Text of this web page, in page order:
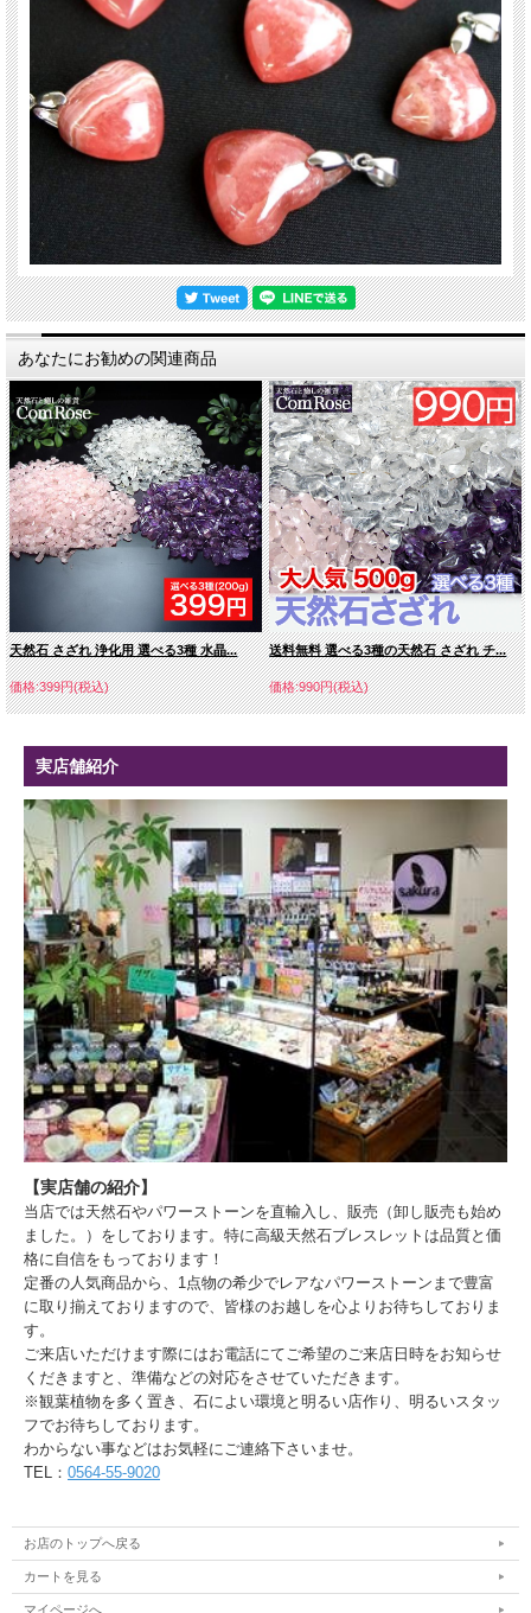
あなたにお勧めの関連商品
天然石 さざれ 浄化用 選べる3種 水晶...
価格:399円(税込)
送料無料 選べる3種の天然石 さざれ チ...
価格:990円(税込)
実店舗紹介
【実店舗の紹介】
当店では天然石やパワーストーンを直輸入し、販売（卸し販売も始め
ました。）をしております。特に高級天然石ブレスレットは品質と価
格に自信をもっております！
定番の人気商品から、1点物の希少でレアなパワーストーンまで豊富
に取り揃えておりますので、皆様のお越しを心よりお待ちしておりま
す。
ご来店いただけます際にはお電話にてご希望のご来店日時をお知らせ
くだきますと、準備などの対応をさせていただきます。
※観葉植物を多く置き、石によい環境と明るい店作り、明るいスタッ
フでお待ちしております。
わからない事などはお気軽にご連絡下さいませ。
TEL： 0564-55-9020
お店のトップへ戻る
カートを見る
マイページへ